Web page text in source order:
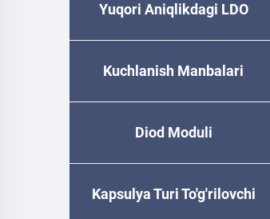
Yuqori Aniqlikdagi LDO
Kuchlanish Manbalari
Diod Moduli
Kapsulya Turi To'g'rilovchi